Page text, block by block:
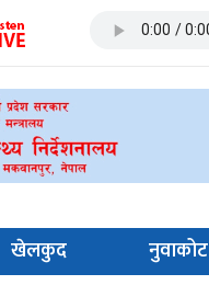
खेलकुद नुवाकोट